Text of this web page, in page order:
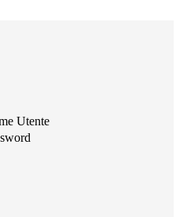
Utente